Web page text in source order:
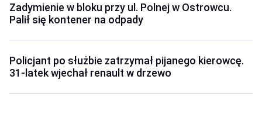
Zadymienie w bloku przy ul. Polnej w Ostrowcu.
Palił się kontener na odpady
Policjant po służbie zatrzymał pijanego kierowcę.
31-latek wjechał renault w drzewo